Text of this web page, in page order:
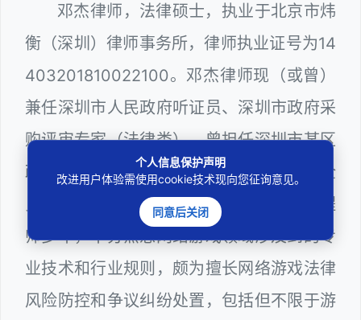
邓杰律师，法律硕士，执业于北京市炜
衡（深圳）律师事务所，律师执业证号为14
403201810022100。邓杰律师现（或曾）
兼任深圳市人民政府听证员、深圳市政府采
购评审专家（法律类），曾担任深圳市某区
政府系统公职律师、计算机信息网络安全
员、WEB前端开发和WEB服务器维护工程
师多年，十分熟悉网络游戏领域涉及到的专
业技术和行业规则，颇为擅长网络游戏法律
风险防控和争议纠纷处置，包括但不限于游
个人信息保护声明
改进用户体验需使用cookie技术现向您征询意见。
同意后关闭